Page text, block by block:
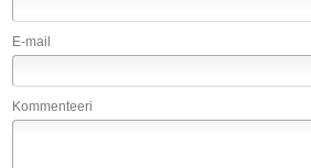
E-mail
Kommenteeri